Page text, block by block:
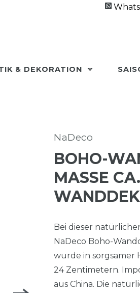
& DEKORATION
NaDeco
BOHO-
MASSE
ANDDEKO
Bei dieser
NaDeco Boho-
wurde in sorgsamer
24 Zentimetern.
aus China. Die